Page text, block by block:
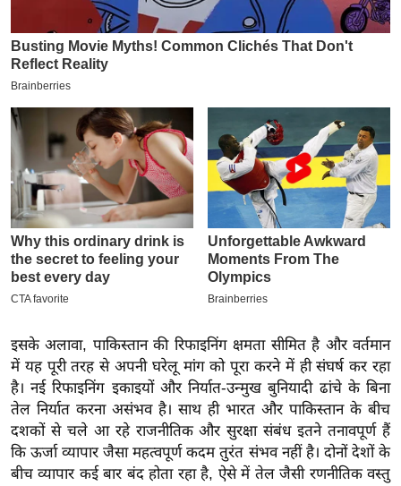
2
0
2
6
इ
म
ई
-
पे
प
र
मि
सा
ल
बे
मि
सा
इसके अलावा, पाकिस्तान की रिफाइनिंग क्षमता सीमित है और वर्तमान
में यह पूरी तरह से अपनी घरेलू मांग को पूरा करने में ही संघर्ष कर रहा
है। नई रिफाइनिंग इकाइयों और निर्यात-उन्मुख बुनियादी ढांचे के बिना
तेल निर्यात करना असंभव है। साथ ही भारत और पाकिस्तान के बीच
दशकों से चले आ रहे राजनीतिक और सुरक्षा संबंध इतने तनावपूर्ण हैं
कि ऊर्जा व्यापार जैसा महत्वपूर्ण कदम तुरंत संभव नहीं है। दोनों देशों के
बीच व्यापार कई बार बंद होता रहा है, ऐसे में तेल जैसी रणनीतिक वस्तु